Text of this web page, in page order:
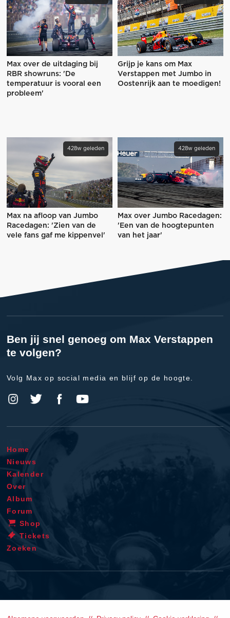
Max over de uitdaging bij
RBR showruns: 'De
temperatuur is vooral een
probleem'
Grijp je kans om Max
Verstappen met Jumbo in
Oostenrijk aan te moedigen!
428w geleden
Max na afloop van Jumbo
Racedagen: 'Zien van de
vele fans gaf me kippenvel'
428w geleden
Max over Jumbo Racedagen:
'Een van de hoogtepunten
van het jaar'
Ben jij snel genoeg om Max Verstappen
te volgen?
Volg Max op social media en blijf op de hoogte.
Home
Nieuws
Kalender
Over
Album
Forum
Shop
Tickets
Zoeken